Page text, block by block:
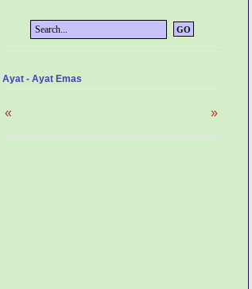
Ayat - Ayat Emas
« »